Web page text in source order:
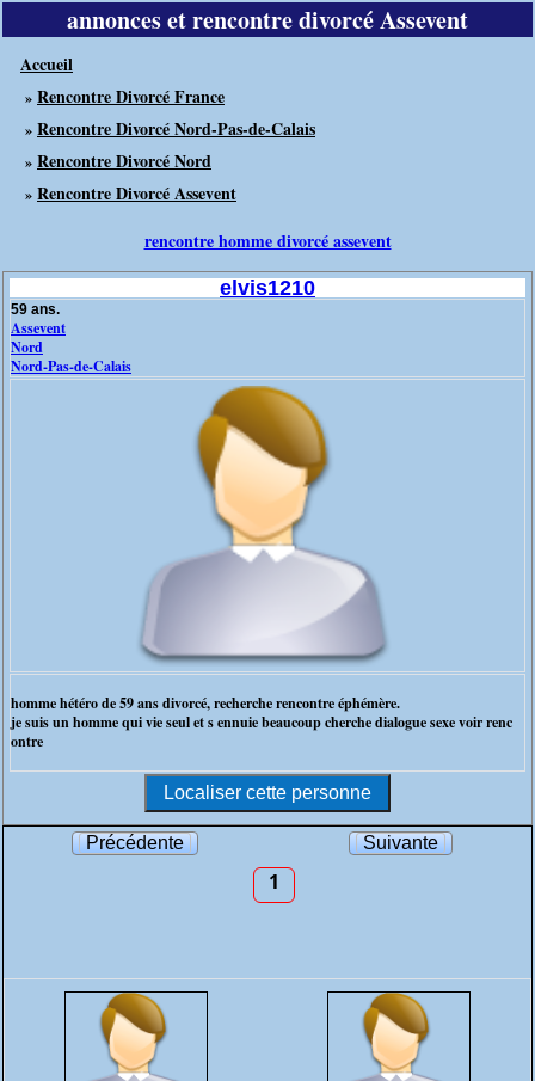
annonces et rencontre divorcé Assevent
Accueil
» Rencontre Divorcé France
» Rencontre Divorcé Nord-Pas-de-Calais
» Rencontre Divorcé Nord
» Rencontre Divorcé Assevent
rencontre homme divorcé assevent
elvis1210
59 ans.
Assevent
Nord
Nord-Pas-de-Calais
homme hétéro de 59 ans divorcé, recherche rencontre éphémère.
je suis un homme qui vie seul et s ennuie beaucoup cherche dialogue sexe voir renc
ontre
Précédente Suivante
1